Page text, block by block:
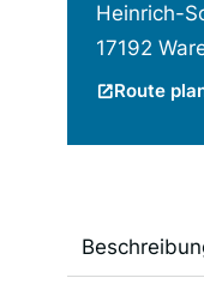
Heinrich-
17192
Route